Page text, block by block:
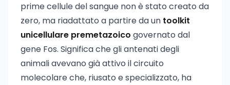
prime cellule del sangue non è stato creato da
zero, ma riadattato a partire da un toolkit
unicellulare premetazoico governato dal
gene Fos. Significa che gli antenati degli
animali avevano già attivo il circuito
molecolare che, riusato e specializzato, ha